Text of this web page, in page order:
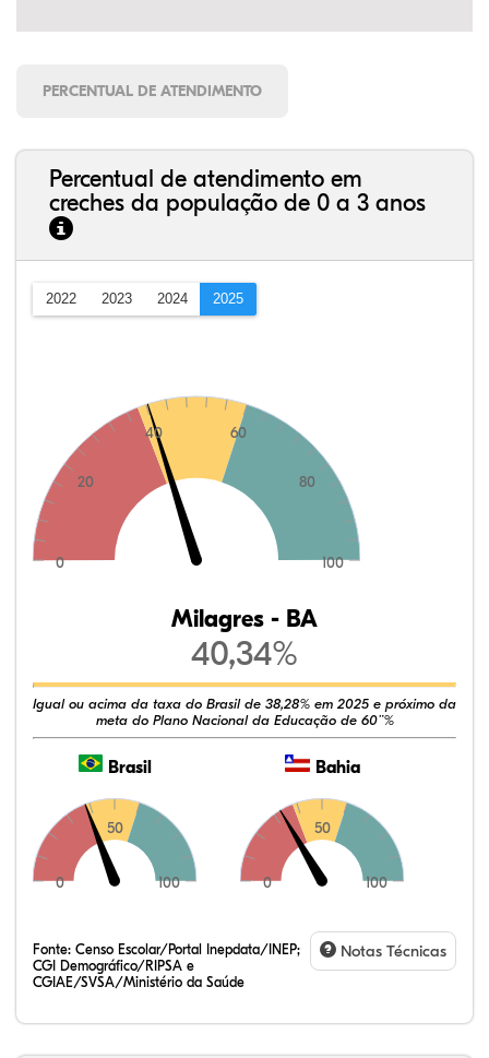
PERCENTUAL DE ATENDIMENTO
Percentual de atendimento em
creches da população de 0 a 3 anos
2022 2023 2024 2025
0
20
40 60
80
100
Milagres - BA
40,34%
Igual ou acima da taxa do Brasil de 38,28% em 2025 e próximo da
meta do Plano Nacional da Educação de 60¨%
Brasil
0
50
100
Bahia
0
50
100
Fonte: Censo Escolar/Portal Inepdata/INEP;
CGI Demográfico/RIPSA e
CGIAE/SVSA/Ministério da Saúde
Notas Técnicas